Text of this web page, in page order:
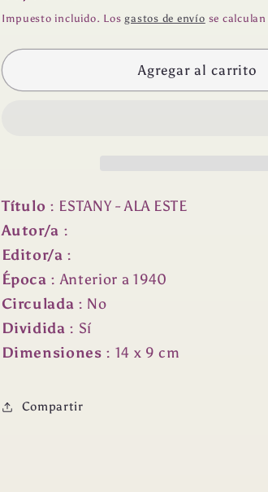
habitual
Impuesto incluido. Los gastos de envío se
Agregar al carrito
Título : ESTANY - ALA ESTE
Autor/a :
Editor/a :
Época : Anterior a 1940
Circulada : No
Dividida : Sí
Dimensiones : 14 x 9 cm
Compartir